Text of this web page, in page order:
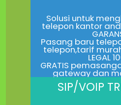
Solusi untuk
telepon kantor
Pasang baru
telepon,tarif murah
LEGAL
GRATIS
gateway dan
SIP/VOIP